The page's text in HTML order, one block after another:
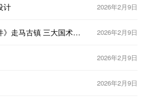
计 2026年2月9日
》走马古镇 三大国术主
2026年2月9日
2026年2月9日
2026年2月9日